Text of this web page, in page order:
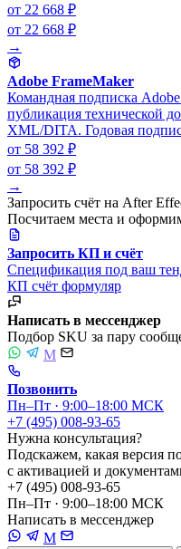
от 22 668 ₽
от 22 668 ₽
→
Adobe FrameMaker
Командная подписка
публикация технической
XML/DITA. Годовая
от 58 392 ₽
от 58 392 ₽
→
Запросить счёт на After
Посчитаем места и
Запросить КП и счёт
Спецификация под ваш
КП счёт формуляр
Написать в мессенджер
Подбор SKU за пару
M
Позвонить
Пн–Пт · 9:00–18:00 МСК
+7 (495) 008-93-65
Нужна консультация?
Подскажем, какая версия
с активацией и
+7 (495) 008-93-65
Пн–Пт · 9:00–18:00 МСК
Написать в мессенджер
M